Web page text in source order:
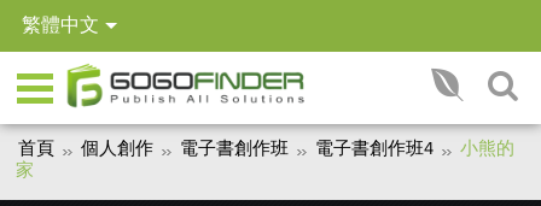
繁體中文
首頁 個人創作 電子書創作班 電子書創作班4
小熊的
家